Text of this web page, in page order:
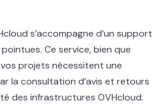
s’accompagne d’un support
Ce service, bien que
projets nécessitent une
la consultation d’avis et retours
des infrastructures OVHcloud.